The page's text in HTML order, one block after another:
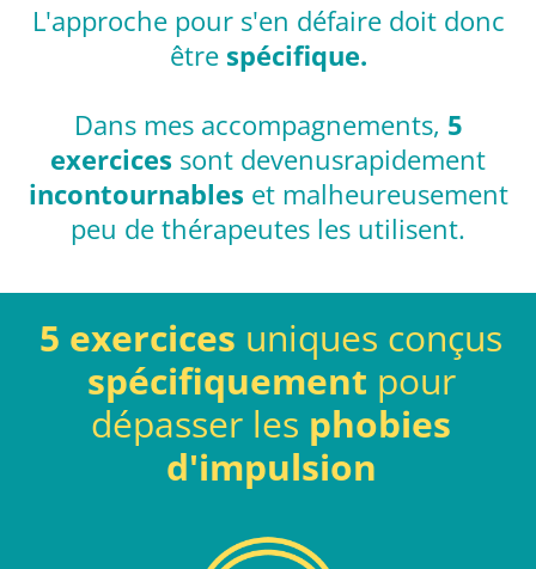
L'approche pour s'en défaire doit donc
être spécifique.
Dans mes accompagnements, 5
exercices sont devenusrapidement
incontournables et malheureusement
peu de thérapeutes les utilisent.
5 exercices uniques conçus
spécifiquement pour
dépasser les phobies
d'impulsion